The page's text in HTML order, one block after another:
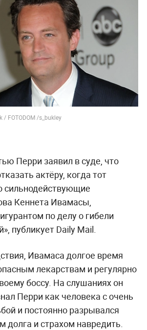
FOTODOM /s_bukley
Перри заявил в суде, что
актёру, когда тот
сильнодействующие
Кеннета Ивамасы,
по делу о гибели
публикует Daily Mail.
Ивамаса долгое время
лекарствам и регулярно
боссу. На слушаниях он
Перри как человека с очень
и постоянно разрывался
долга и страхом навредить.